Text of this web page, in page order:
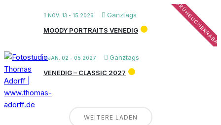
NOV. 13 - 15 2026 Ganztags
MOODY PORTRAITS VENEDIG
JAN. 02 - 05 2027
Ganztags
VENEDIG – CLASSIC 2027
WEITERE LADEN